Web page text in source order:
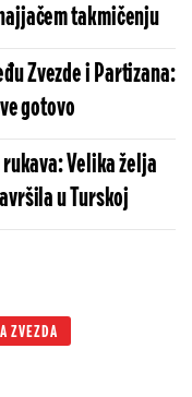
takmičenju
Zvezde i Partizana:
gotovo
Velika želja
u Turskoj
ZVEZDA